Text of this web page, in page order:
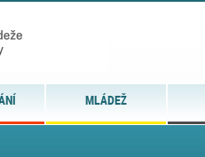
MLÁDEŽ